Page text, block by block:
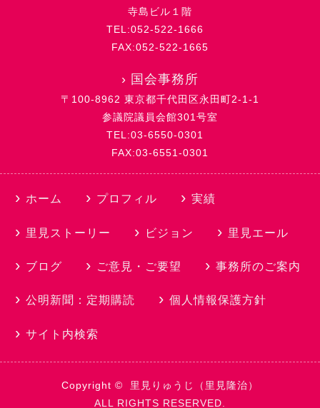
寺島ビル１階
TEL:052-522-1666
FAX:052-522-1665
› 国会事務所
〒100-8962 東京都千代田区永田町2-1-1
参議院議員会館301号室
TEL:03-6550-0301
FAX:03-6551-0301
ホーム プロフィル 実績
里見ストーリー ビジョン 里見エール
ブログ ご意見・ご要望 事務所のご案内
公明新聞：定期購読 個人情報保護方針
サイト内検索
Copyright © 里見りゅうじ（里見隆治）
ALL RIGHTS RESERVED.